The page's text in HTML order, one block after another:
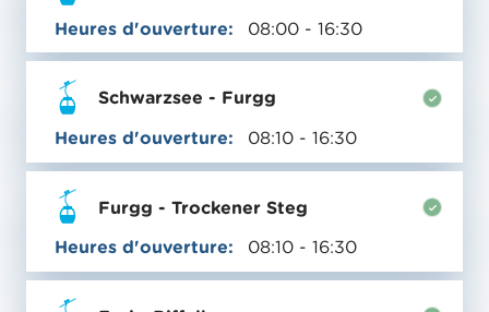
Heures d'ouverture:
08:00 - 16:30
Schwarzsee - Furgg
Heures d'ouverture:
08:10 - 16:30
Furgg - Trockener Steg
Heures d'ouverture:
08:10 - 16:30